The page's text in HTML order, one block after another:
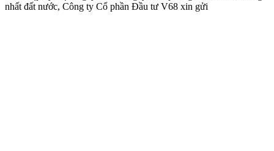
nhất đất nước, Công ty Cổ phần Đầu tư V68 xin gửi